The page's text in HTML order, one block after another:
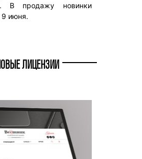
В продажу новинки
9 июня.
ЛИЦЕНЗИИ